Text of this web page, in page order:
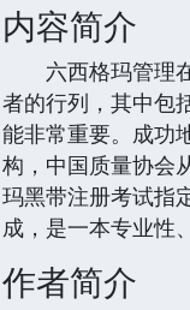
内容简介
六西格玛管理在
者的行列，其中包
能非常重要。成功
构，中国质量协会
玛黑带注册考试指
成，是一本专业性
作者简介